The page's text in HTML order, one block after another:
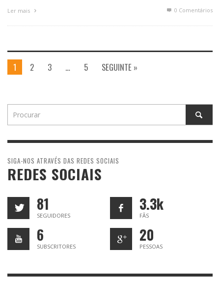
Ler mais 0 Comentários
1 2 3 … 5 SEGUINTE »
SIGA-NOS ATRAVÉS DAS REDES SOCIAIS
REDES SOCIAIS
81
SEGUIDORES
3.3k
FÃS
6
SUBSCRITORES
20
PESSOAS